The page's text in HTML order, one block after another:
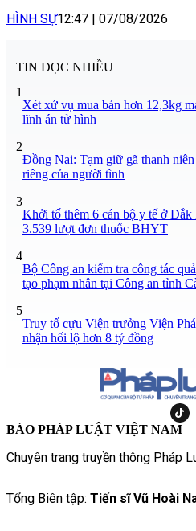
HÌNH SỰ12:47 | 07/08/2026
TIN ĐỌC NHIỀU
1
Xét xử vụ mua bán hơn 12,3kg
lĩnh án tử hình
2
Đồng Nai: Tạm giữ gã thanh
riêng của người tình
3
Khởi tố thêm 6 cán bộ y tế ở
3.539 lượt đơn thuốc BHYT
4
Bộ Công an kiểm tra công tác
tạo phạm nhân tại Công an tỉnh
5
Truy tố cựu Viện trưởng Viện
nhận hối lộ hơn 8 tỷ đồng
BÁO PHÁP LUẬT VIỆT NAM
Chuyên trang truyền thông Pháp
Tổng Biên tập: Tiến sĩ Vũ Hoài